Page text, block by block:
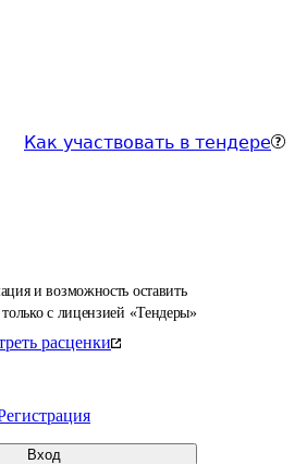
Как участвовать в тендере
и возможность оставить
с лицензией «Тендеры»
расценки
Вход